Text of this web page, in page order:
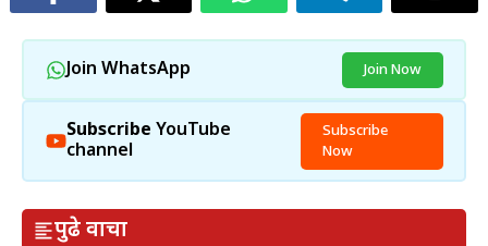
Join WhatsApp Join Now
Subscribe YouTube
channel
Subscribe
Now
पुढे वाचा